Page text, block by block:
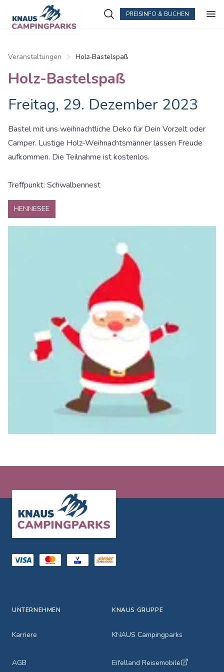
PREISINFO & BUCHEN
Veranstaltungen Holz-Bastelspaß
Holz-Bastelspaß
Freitag, 29. Dezember 2023
Bastel mit uns weihnachtliche Deko für Dein Vorzelt oder
Camper. Lustige Holz-Weihnachtsmänner lassen Freude
aufkommen. Die Teilnahme ist kostenlos.
Treffpunkt: Schwalbennest
HENNESEE
UNTERNEHMEN
Karriere
AGB
KNAUS GRUPPE
KNAUS Campingparks
Eifelland Reisemobile